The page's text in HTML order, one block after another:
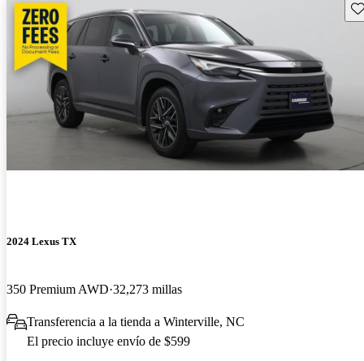
2024 Lexus TX
350 Premium AWD 32,273 millas
Transferencia a la tienda a Winterville, NC
El precio incluye envío de $599